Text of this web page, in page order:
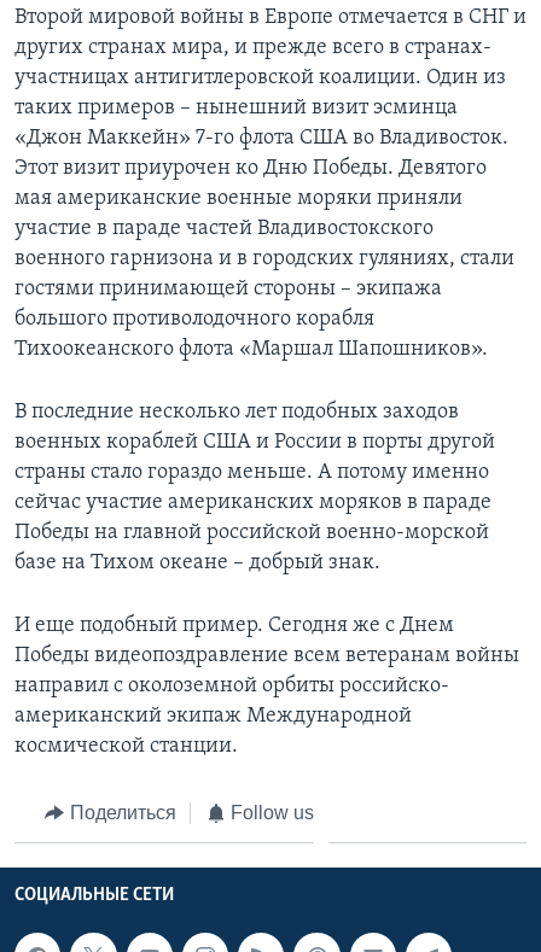
Второй мировой войны в Европе отмечается в СНГ и
других странах мира, и прежде всего в странах-
участницах антигитлеровской коалиции. Один из
таких примеров – нынешний визит эсминца
«Джон Маккейн» 7-го флота США во Владивосток.
Этот визит приурочен ко Дню Победы. Девятого
мая американские военные моряки приняли
участие в параде частей Владивостокского
военного гарнизона и в городских гуляниях, стали
гостями принимающей стороны – экипажа
большого противолодочного корабля
Тихоокеанского флота «Маршал Шапошников».
В последние несколько лет подобных заходов
военных кораблей США и России в порты другой
страны стало гораздо меньше. А потому именно
сейчас участие американских моряков в параде
Победы на главной российской военно-морской
базе на Тихом океане – добрый знак.
И еще подобный пример. Сегодня же с Днем
Победы видеопоздравление всем ветеранам войны
направил с околоземной орбиты российско-
американский экипаж Международной
космической станции.
Поделиться Follow us
СОЦИАЛЬНЫЕ СЕТИ